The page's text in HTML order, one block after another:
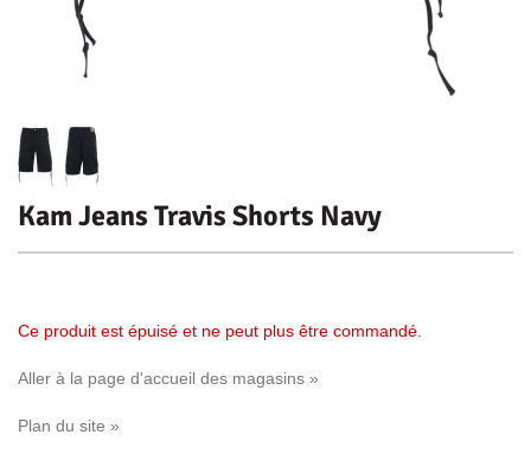
Kam Jeans Travis Shorts Navy
Ce produit est épuisé et ne peut plus être commandé.
Aller à la page d'accueil des magasins »
Plan du site »